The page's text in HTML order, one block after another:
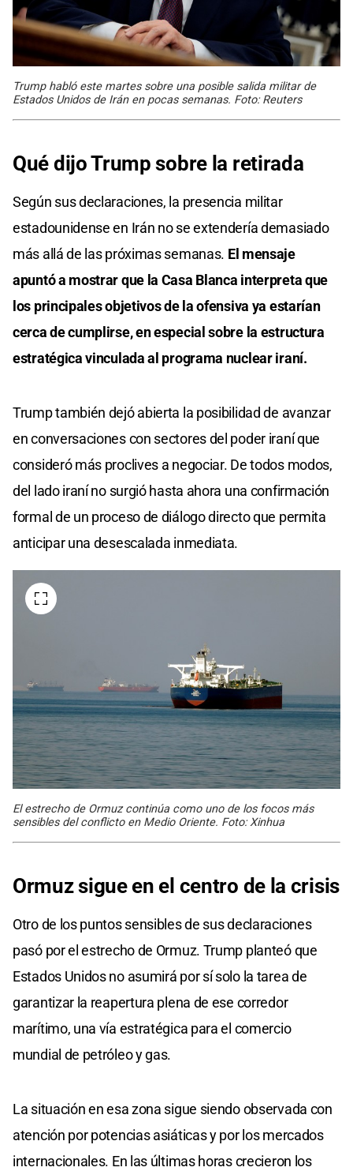
Trump habló este martes sobre una posible salida militar de
Estados Unidos de Irán en pocas semanas. Foto: Reuters
Qué dijo Trump sobre la retirada
Según sus declaraciones, la presencia militar
estadounidense en Irán no se extendería demasiado
más allá de las próximas semanas. El mensaje
apuntó a mostrar que la Casa Blanca interpreta que
los principales objetivos de la ofensiva ya estarían
cerca de cumplirse, en especial sobre la estructura
estratégica vinculada al programa nuclear iraní.
Trump también dejó abierta la posibilidad de avanzar
en conversaciones con sectores del poder iraní que
consideró más proclives a negociar. De todos modos,
del lado iraní no surgió hasta ahora una confirmación
formal de un proceso de diálogo directo que permita
anticipar una desescalada inmediata.
El estrecho de Ormuz continúa como uno de los focos más
sensibles del conflicto en Medio Oriente. Foto: Xinhua
Ormuz sigue en el centro de la crisis
Otro de los puntos sensibles de sus declaraciones
pasó por el estrecho de Ormuz. Trump planteó que
Estados Unidos no asumirá por sí solo la tarea de
garantizar la reapertura plena de ese corredor
marítimo, una vía estratégica para el comercio
mundial de petróleo y gas.
La situación en esa zona sigue siendo observada con
atención por potencias asiáticas y por los mercados
internacionales. En las últimas horas crecieron los